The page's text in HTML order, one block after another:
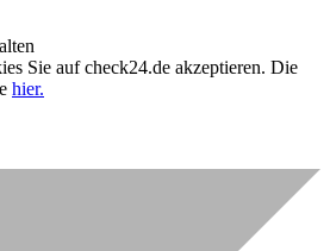
Sie auf check24.de akzeptieren. Die
hier.